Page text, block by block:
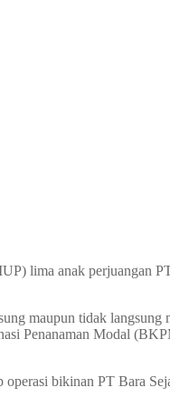
lima anak perjuangan
maupun tidak
Penanaman Modal
bikinan PT Bara